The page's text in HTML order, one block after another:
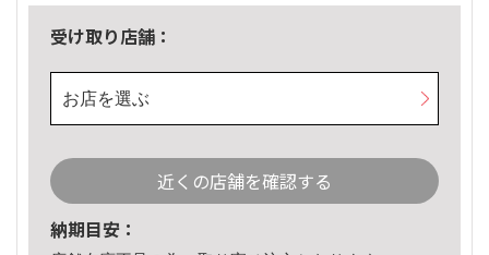
受け取り店舗：
お店を選ぶ
近くの店舗を確認する
納期目安：